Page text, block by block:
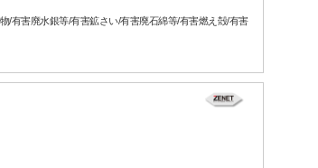
/有害廃水銀等/有害鉱さい/有害廃石綿等/有害燃え殻/有害